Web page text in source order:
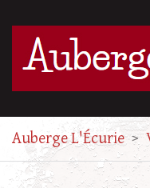
Auberge L'Écurie >